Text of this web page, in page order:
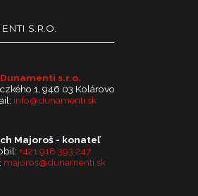
S.R.O.
Dunamenti s.r.o.
1, 946 03 Kolárovo
info@dunamenti.sk
Majoroš - konateľ
+421 918 393 247
majoros@dunamenti.sk